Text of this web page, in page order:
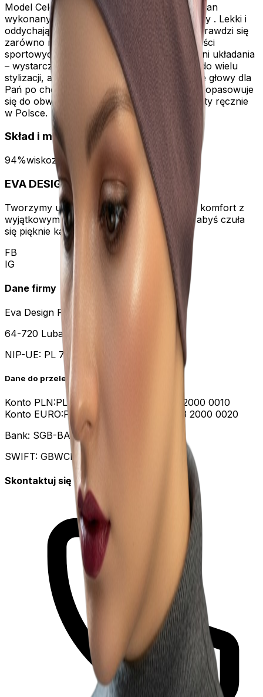
Model Celestyna – wygodny i elastyczny turban
wykonany z wysokiej jakości wiskozy dzianiny . Lekki i
oddychający materiał sprawia, że świetnie sprawdzi się
zarówno na co dzień, jak i podczas aktywności
sportowych. Czapka nie wymaga wiązania ani układania
– wystarczy ją założyć. To stylowy dodatek do wielu
stylizacji, a jednocześnie komfortowe okrycie głowy dla
Pań po chemioterapii. Uniwersalny rozmiar dopasowuje
się do obwodu głowy 54–61 cm. Produkt szyty ręcznie
w Polsce.
Skład i materiał
94%wiskoza 6%elastan
EVA DESIGN
Tworzymy unikalne nakrycia głowy, łącząc komfort z
wyjątkowym stylem. Dbamy o każdy detal, abyś czuła
się pięknie każdego dnia.
FB
IG
Dane firmy
Eva Design Przemysław Oborski
64-720 Lubasz, Sławno 2
NIP-UE: PL 7631417753
Dane do przelewu
Konto PLN:PL 54 8951 0009 1316 7253 2000 0010
Konto EURO:PL 75 8951 0009 1316 7253 2000 0020
Bank: SGB-BANK S.A. POZNAŃ
SWIFT: GBWCPLPP
Skontaktuj się